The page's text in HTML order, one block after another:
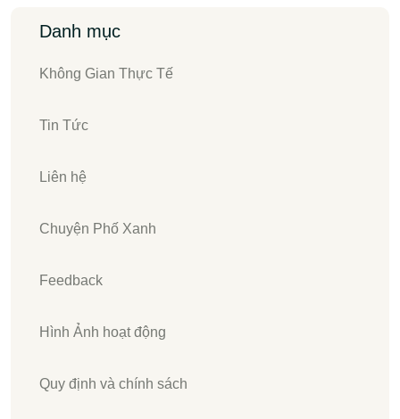
Danh mục
Không Gian Thực Tế
Tin Tức
Liên hệ
Chuyện Phố Xanh
Feedback
Hình Ảnh hoạt động
Quy định và chính sách